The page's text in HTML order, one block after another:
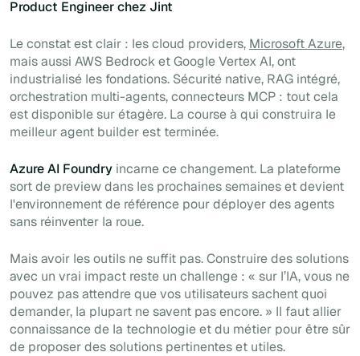
Product Engineer chez Jint
Le constat est clair : les cloud providers, Microsoft Azure,
mais aussi AWS Bedrock et Google Vertex AI, ont
industrialisé les fondations. Sécurité native, RAG intégré,
orchestration multi-agents, connecteurs MCP : tout cela
est disponible sur étagère. La course à qui construira le
meilleur agent builder est terminée.
Azure AI Foundry incarne ce changement. La plateforme
sort de preview dans les prochaines semaines et devient
l'environnement de référence pour déployer des agents
sans réinventer la roue.
Mais avoir les outils ne suffit pas. Construire des solutions
avec un vrai impact reste un challenge : « sur l’IA, vous ne
pouvez pas attendre que vos utilisateurs sachent quoi
demander, la plupart ne savent pas encore. » Il faut allier
connaissance de la technologie et du métier pour être sûr
de proposer des solutions pertinentes et utiles.